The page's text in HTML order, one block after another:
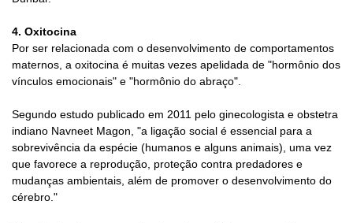
4. Oxitocina
Por ser relacionada com o desenvolvimento de comportamentos
maternos, a oxitocina é muitas vezes apelidada de "hormônio dos
vínculos emocionais" e "hormônio do abraço".
Segundo estudo publicado em 2011 pelo ginecologista e obstetra
indiano Navneet Magon, "a ligação social é essencial para a
sobrevivência da espécie (humanos e alguns animais), uma vez
que favorece a reprodução, proteção contra predadores e
mudanças ambientais, além de promover o desenvolvimento do
cérebro."